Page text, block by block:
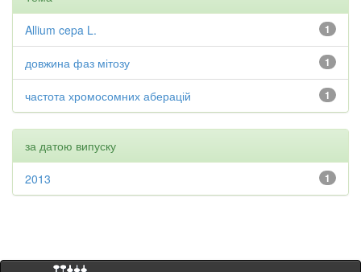
1
Allium cepa L.
1
довжина фаз мітозу
1
частота хромосомних аберацій
за датою випуску
1
2013